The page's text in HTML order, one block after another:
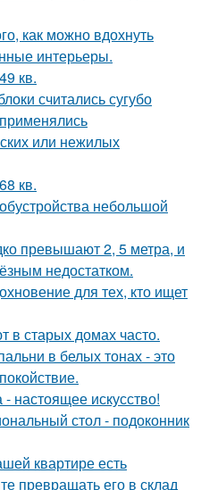
как можно вдохнуть
интерьеры.
кв.
считались сугубо
или нежилых
кв.
небольшой
превышают 2, 5 метра, и
недостатком.
для тех, кто ищет
в старых домах часто.
в белых тонах - это
настоящее искусство!
стол - подоконник
квартире есть
превращать его в склад